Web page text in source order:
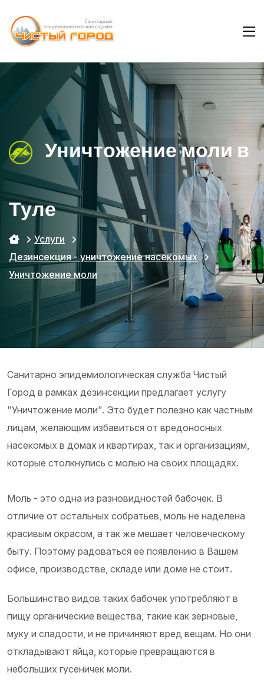
Уничтожение моли в
Туле
Услуги
Дезинсекция - уничтожение насекомых
Уничтожение моли
Санитарно эпидемиологическая служба Чистый
Город в рамкаx дезинсекции предлагает уcлугу
"Уничтожение моли". Это будет полезно как частным
лицам, желающим избавиться от вредоносных
насекомых в домах и квартирах, так и организациям,
которые столкнулись с молью на своих площадях.
Моль - это одна из разновидностей бабочек. В
отличие от остальных собратьев, моль не наделена
красивым окрасом, а так же мешает человеческому
быту. Поэтому радоваться ее появлению в Вашем
офисе, производстве, складе или доме не стоит.
Большинство видов таких бабочек употребляют в
пищу органические вещества, такие как зерновые,
муку и сладости, и не причиняют вред вещам. Но они
откладывают яйца, которые превращаются в
небольших гусеничек моли.